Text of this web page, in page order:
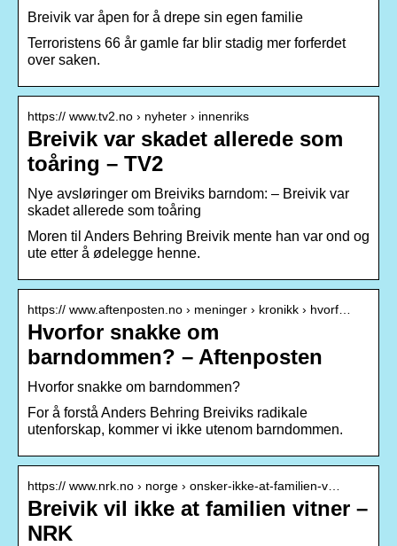
Breivik var åpen for å drepe sin egen familie
Terroristens 66 år gamle far blir stadig mer forferdet
over saken.
https:// www.tv2.no › nyheter › innenriks
Breivik var skadet allerede som
toåring – TV2
Nye avsløringer om Breiviks barndom: – Breivik var
skadet allerede som toåring
Moren til Anders Behring Breivik mente han var ond og
ute etter å ødelegge henne.
https:// www.aftenposten.no › meninger › kronikk › hvorf…
Hvorfor snakke om
barndommen? – Aftenposten
Hvorfor snakke om barndommen?
For å forstå Anders Behring Breiviks radikale
utenforskap, kommer vi ikke utenom barndommen.
https:// www.nrk.no › norge › onsker-ikke-at-familien-v…
Breivik vil ikke at familien vitner –
NRK